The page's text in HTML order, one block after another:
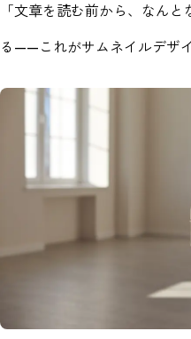
「文章を読む前から、なん
る——これがサムネイルデザ